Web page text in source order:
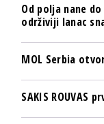
Od polja nane
održiviji lanac
MOL Serbia
SAKIS ROUVAS